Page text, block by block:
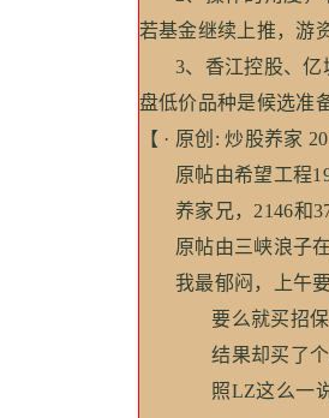
若基金继续上推，游
3、香江控股、亿城
盘低价品种是候选准
【 · 原创: 炒股养家
原帖由希望工程
养家兄，2146和
原帖由三峡浪子在
我最郁闷，上午要
要么就买招保
结果却买了个
照LZ这么一说，